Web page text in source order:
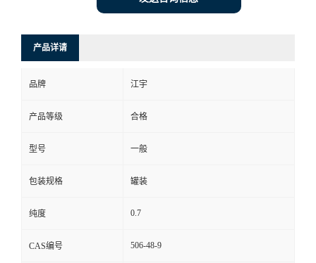
产品详请
品牌 江宇
产品等级 合格
型号 一般
包装规格 罐装
纯度 0.7
CAS编号 506-48-9